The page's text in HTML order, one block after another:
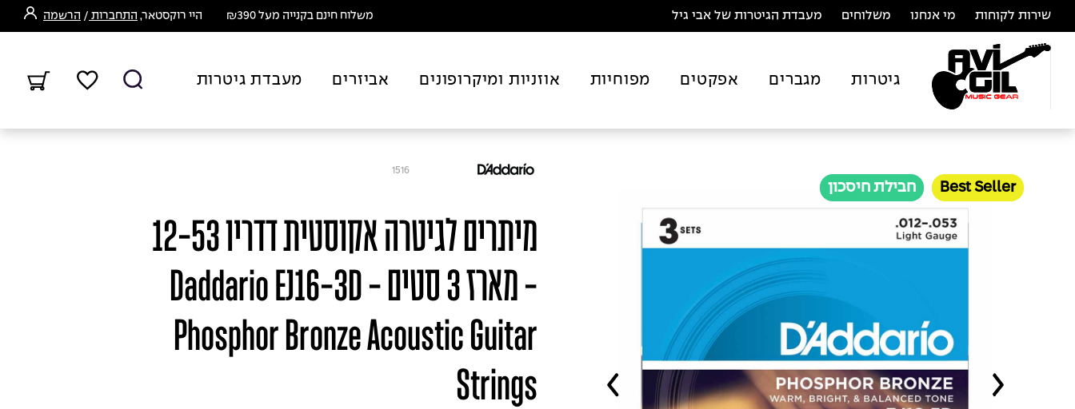
שירות לקוחות מי אנחנו משלוחים מעבדת הגיטרות של אבי גיל משלוח חינם בקנייה מעל ₪390 היי רוקסטאר, התחברות / הרשמה
גיטרות מגברים אפקטים מפוחיות אוזניות ומיקרופונים אביזרים מעבדת גיטרות
Best Seller חבילת חיסכון
1516
מיתרים לגיטרה אקוסטית דדריו 12-53
- מארז 3 סטים - Daddario EJ16-3D
Phosphor Bronze Acoustic Guitar
Strings